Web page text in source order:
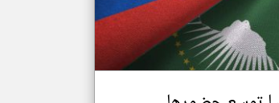
تغيير الدولة
klyoum.com